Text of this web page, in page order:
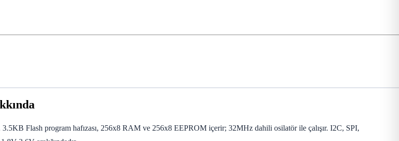
Flash program hafızası, 256x8 RAM ve 256x8 EEPROM içerir; 32MHz dahili osilatör ile çalışır. I2C, SPI,